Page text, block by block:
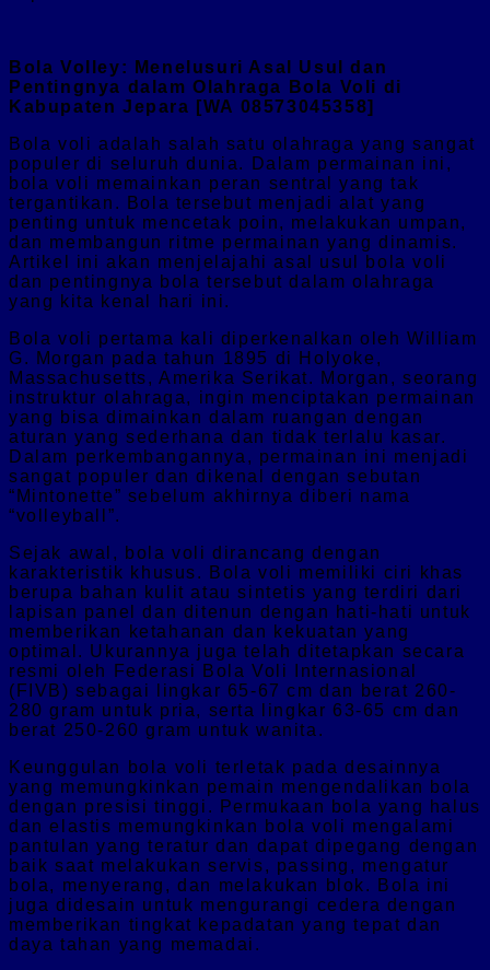
Bola Volley: Menelusuri Asal Usul dan
Pentingnya dalam Olahraga Bola Voli di
Kabupaten Jepara [WA 08573045358]
Bola voli adalah salah satu olahraga yang sangat
populer di seluruh dunia. Dalam permainan ini,
bola voli memainkan peran sentral yang tak
tergantikan. Bola tersebut menjadi alat yang
penting untuk mencetak poin, melakukan umpan,
dan membangun ritme permainan yang dinamis.
Artikel ini akan menjelajahi asal usul bola voli
dan pentingnya bola tersebut dalam olahraga
yang kita kenal hari ini.
Bola voli pertama kali diperkenalkan oleh William
G. Morgan pada tahun 1895 di Holyoke,
Massachusetts, Amerika Serikat. Morgan, seorang
instruktur olahraga, ingin menciptakan permainan
yang bisa dimainkan dalam ruangan dengan
aturan yang sederhana dan tidak terlalu kasar.
Dalam perkembangannya, permainan ini menjadi
sangat populer dan dikenal dengan sebutan
“Mintonette” sebelum akhirnya diberi nama
“volleyball”.
Sejak awal, bola voli dirancang dengan
karakteristik khusus. Bola voli memiliki ciri khas
berupa bahan kulit atau sintetis yang terdiri dari
lapisan panel dan ditenun dengan hati-hati untuk
memberikan ketahanan dan kekuatan yang
optimal. Ukurannya juga telah ditetapkan secara
resmi oleh Federasi Bola Voli Internasional
(FIVB) sebagai lingkar 65-67 cm dan berat 260-
280 gram untuk pria, serta lingkar 63-65 cm dan
berat 250-260 gram untuk wanita.
Keunggulan bola voli terletak pada desainnya
yang memungkinkan pemain mengendalikan bola
dengan presisi tinggi. Permukaan bola yang halus
dan elastis memungkinkan bola voli mengalami
pantulan yang teratur dan dapat dipegang dengan
baik saat melakukan servis, passing, mengatur
bola, menyerang, dan melakukan blok. Bola ini
juga didesain untuk mengurangi cedera dengan
memberikan tingkat kepadatan yang tepat dan
daya tahan yang memadai.